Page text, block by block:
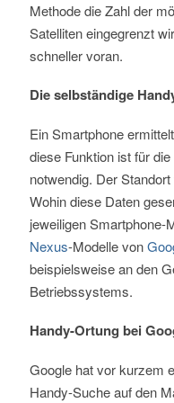
Methode die Zahl der
Satelliten eingegrenzt
schneller voran.
Die selbständige
Ein Smartphone
diese Funktion ist für
notwendig. Der
Wohin diese Daten
jeweiligen Smartphone-
Nexus-Modelle von
beispielsweise an den
Betriebssystems.
Handy-Ortung bei
Google hat vor kurzem
Handy-Suche auf den